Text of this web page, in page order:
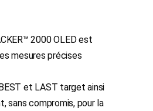
2000 OLED est
mesures précises
et LAST target ainsi
sans compromis, pour la